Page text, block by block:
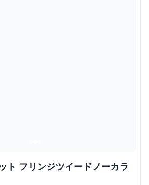
ト フリンジツイードノーカラ